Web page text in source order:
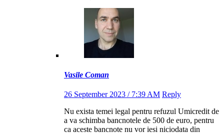
Vasile Coman
26 September 2023 / 7:39 AM Reply
Nu exista temei legal pentru refuzul Umicredit de
a va schimba bancnotele de 500 de euro, pentru
ca aceste bancnote nu vor iesi niciodata din